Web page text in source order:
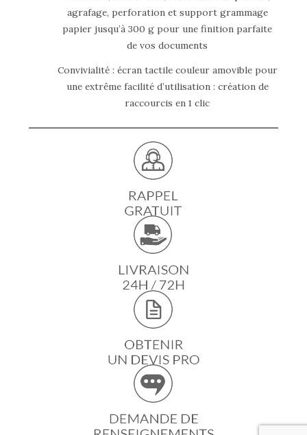
agrafage, perforation et support grammage
papier jusqu’à 300 g pour une finition parfaite
de vos documents
Convivialité : écran tactile couleur amovible pour
une extrême facilité d’utilisation : création de
raccourcis en 1 clic